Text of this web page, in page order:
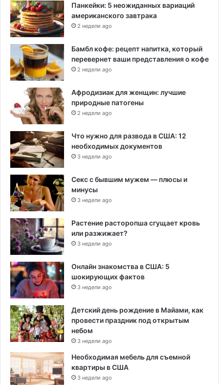
Панкейки: 5 неожиданных вариаций
американского завтрака
2 недели ago
Бамбл кофе: рецепт напитка, который
перевернет ваши представления о кофе
2 недели ago
Афродизиак для женщин: лучшие
природные патогены
2 недели ago
Что нужно для развода в США: 12
необходимых документов
3 недели ago
Секс с бывшим мужем — плюсы и
минусы
3 недели ago
Растение расторопша сгущает кровь
или разжижает?
3 недели ago
Онлайн знакомства в США: 5
шокирующих фактов
3 недели ago
Детский день рождение в Майами, как
провести праздник под открытым
небом
3 недели ago
Необходимая мебель для съемной
квартиры в США
3 недели ago